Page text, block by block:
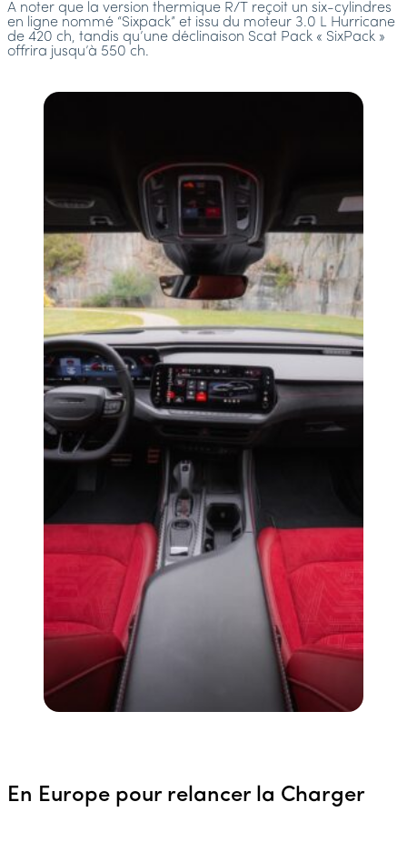
A noter que la version thermique R/T reçoit un six-cylindres
en ligne nommé “Sixpack” et issu du moteur 3.0 L Hurricane
de 420 ch, tandis qu’une déclinaison Scat Pack « SixPack »
offrira jusqu’à 550 ch.
En Europe pour relancer la Charger